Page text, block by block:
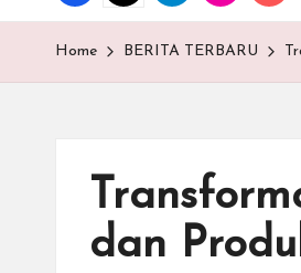
E
M
Home BERITA TERBARU
dan